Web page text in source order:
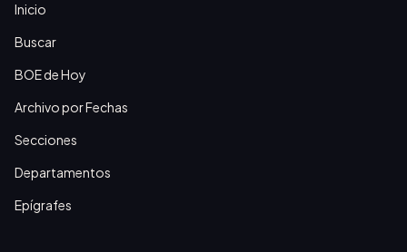
Inicio
Buscar
BOE de Hoy
Archivo por Fechas
Secciones
Departamentos
Epígrafes